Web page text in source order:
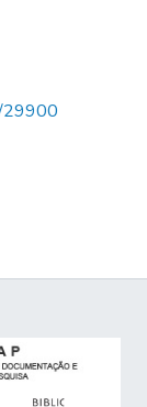
29900